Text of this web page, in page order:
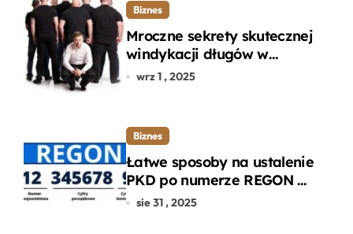
Biznes
Mroczne sekrety skutecznej
windykacji długów w
departamencie windykacji
wrz 1 , 2025
Biznes
Łatwe sposoby na ustalenie
PKD po numerze REGON w
kilku prostych krokach
sie 31 , 2025